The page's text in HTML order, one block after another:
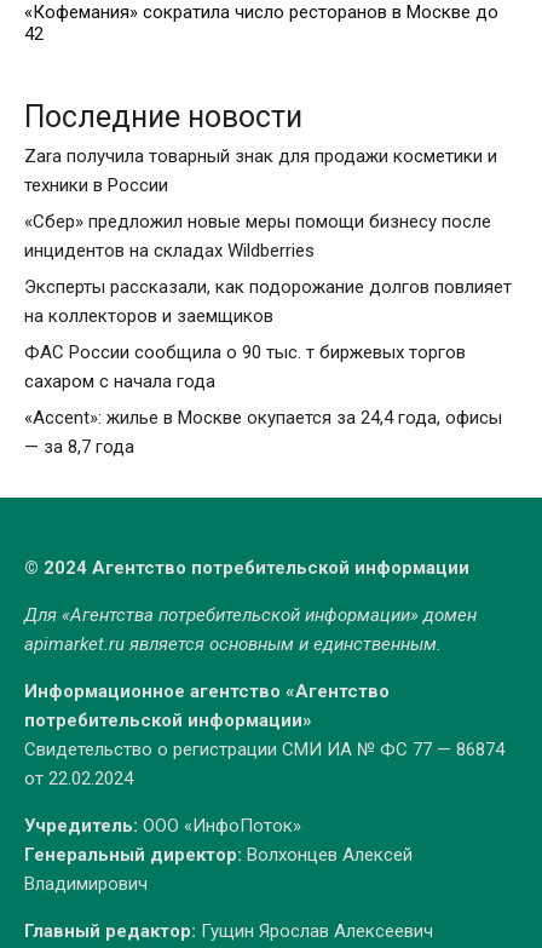
«Кофемания» сократила число ресторанов в Москве до
42
Последние новости
Zara получила товарный знак для продажи косметики и
техники в России
«Сбер» предложил новые меры помощи бизнесу после
инцидентов на складах Wildberries
Эксперты рассказали, как подорожание долгов повлияет
на коллекторов и заемщиков
ФАС России сообщила о 90 тыс. т биржевых торгов
сахаром с начала года
«Accent»: жилье в Москве окупается за 24,4 года, офисы
— за 8,7 года
© 2024 Агентство потребительской информации
Для «Агентства потребительской информации» домен
apimarket.ruявляется основным и единственным.
Информационное агентство «Агентство
потребительской информации»
Свидетельство о регистрации СМИ ИА № ФС 77 — 86874
от 22.02.2024
Учредитель: ООО «ИнфоПоток»
Генеральный директор: Волхонцев Алексей
Владимирович
Главный редактор: Гущин Ярослав Алексеевич